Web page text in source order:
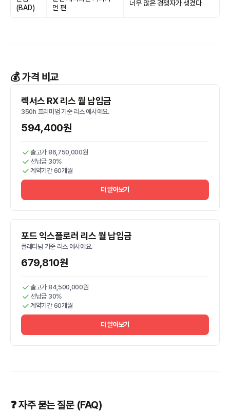
(BAD)
먼 편
너무 많은 경쟁자가 생겼다
💰 가격 비교
렉서스 RX 리스 월 납입금
350h 프리미엄 기준 리스 예시예요.
594,400원
출고가 86,750,000원
선납금 30%
계약기간 60개월
더 알아보기
포드 익스플로러 리스 월 납입금
플래티넘 기준 리스 예시예요.
679,810원
출고가 84,500,000원
선납금 30%
계약기간 60개월
더 알아보기
❓ 자주 묻는 질문 (FAQ)